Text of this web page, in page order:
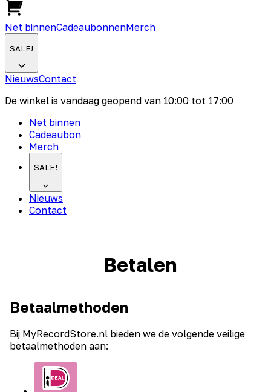
Net binnenCadeaubonnenMerch
SALE!
NieuwsContact
De winkel is vandaag geopend van 10:00 tot 17:00
Net binnen
Cadeaubon
Merch
SALE!
Nieuws
Contact
Betalen
Betaalmethoden
Bij MyRecordStore.nl bieden we de volgende veilige
betaalmethoden aan: